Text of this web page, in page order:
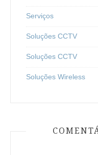
Serviços
Soluções CCTV
Soluções CCTV
Soluções Wireless